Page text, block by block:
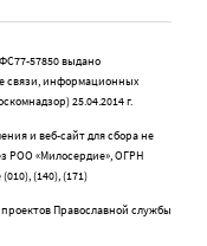
57850 выдано
связи, информационных
25.04.2014 г.
и веб-сайт для сбора не
РОО «Милосердие», ОГРН
(140), (171)
Православной службы